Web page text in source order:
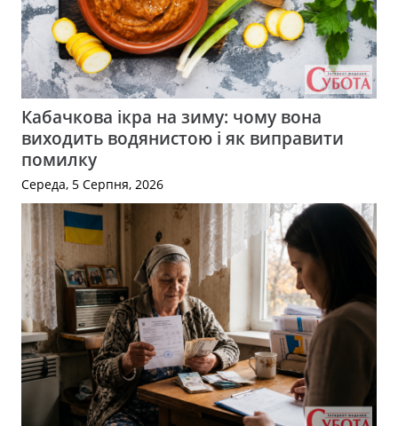
Кабачкова ікра на зиму: чому вона
виходить водянистою і як виправити
помилку
Середа, 5 Серпня, 2026